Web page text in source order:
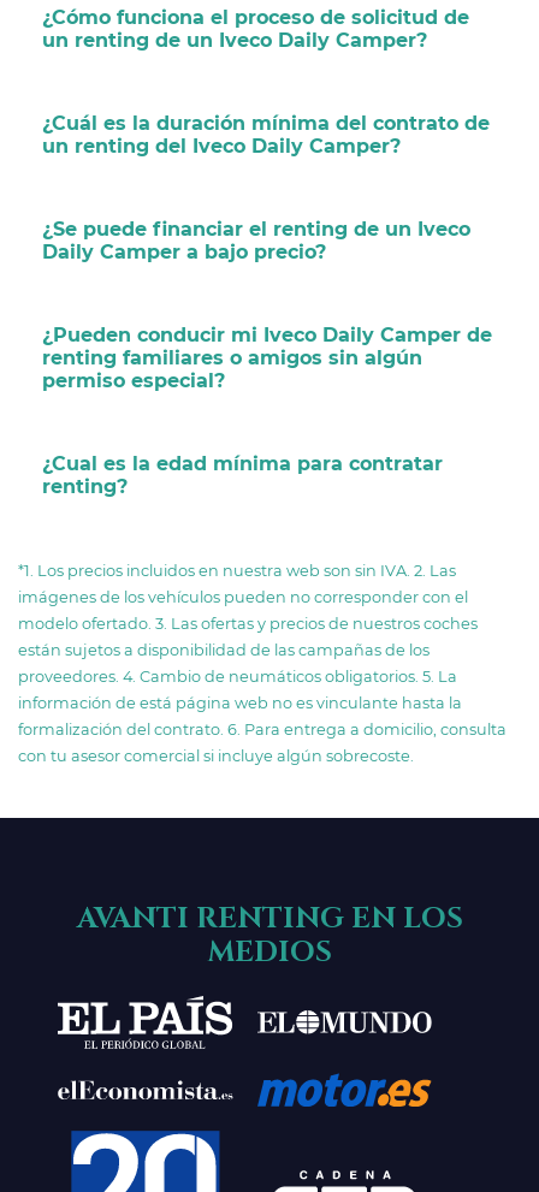
¿Cómo funciona el proceso de solicitud de
un renting de un Iveco Daily Camper?
¿Cuál es la duración mínima del contrato de
un renting del Iveco Daily Camper?
¿Se puede financiar el renting de un Iveco
Daily Camper a bajo precio?
¿Pueden conducir mi Iveco Daily Camper de
renting familiares o amigos sin algún
permiso especial?
¿Cual es la edad mínima para contratar
renting?
*1. Los precios incluidos en nuestra web son sin IVA. 2. Las
imágenes de los vehículos pueden no corresponder con el
modelo ofertado. 3. Las ofertas y precios de nuestros coches
están sujetos a disponibilidad de las campañas de los
proveedores. 4. Cambio de neumáticos obligatorios. 5. La
información de está página web no es vinculante hasta la
formalización del contrato. 6. Para entrega a domicilio, consulta
con tu asesor comercial si incluye algún sobrecoste.
AVANTI RENTING EN LOS
MEDIOS